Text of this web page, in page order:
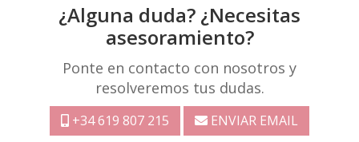
¿Alguna duda? ¿Necesitas
asesoramiento?
Ponte en contacto con nosotros y
resolveremos tus dudas.
+34 619 807 215 ENVIAR EMAIL